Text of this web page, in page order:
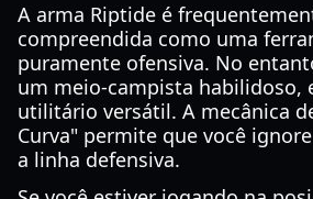
A arma Riptide é
compreendida como uma
puramente ofensiva. No
um meio-campista habilidoso,
utilitário versátil. A mecânica
Curva" permite que você
a linha defensiva.